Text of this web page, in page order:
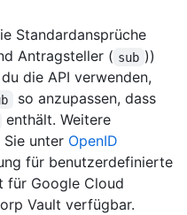
Standardansprüche
Antragsteller ( sub ))
die API verwenden,
so anzupassen, dass
enthält. Weitere
unter OpenID
für benutzerdefinierte
für Google Cloud
Vault verfügbar.